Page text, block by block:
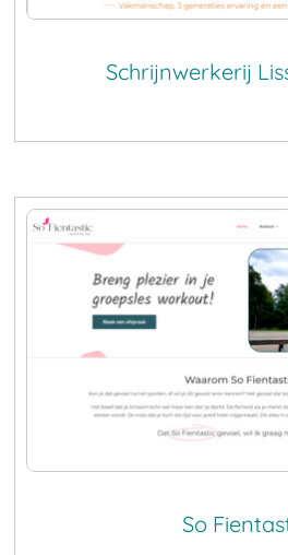
Schrijnwerkerij
So